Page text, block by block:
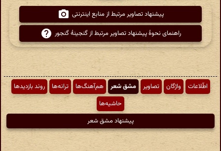
پیشنهاد تصاویر مرتبط از منابع اینترنتی
راهنمای نحوهٔ پیشنهاد تصاویر مرتبط از گنجینهٔ گنجور
اطّلاعات واژگان تصاویر مشق شعر هم‌آهنگ‌ها ترانه‌ها
روند بازدیدها
حاشیه‌ها
پیشنهاد مشق شعر